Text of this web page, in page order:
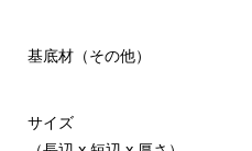
基底材（その他）
サイズ